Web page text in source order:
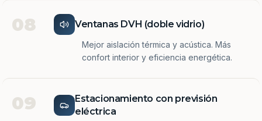
08 Ventanas DVH (doble vidrio)
Mejor aislación térmica y acústica. Más
confort interior y eficiencia energética.
09
Estacionamiento con previsión
eléctrica